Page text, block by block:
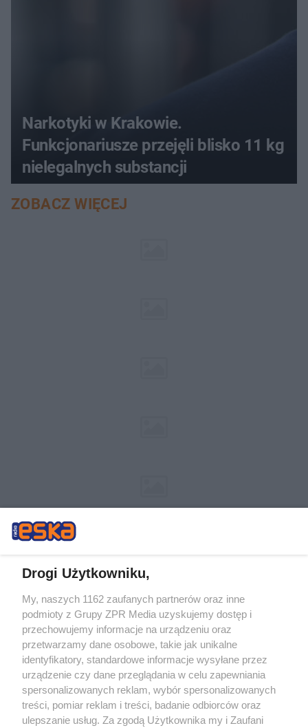
Narkotyki w Krakowie.
Funkcjonariusze przejęli blisko 11 kg
nielegalnych substancji
ZOBACZ WIĘCEJ
Żaden utwór zamieszczony w serwisie nie może być powielany i
rozpowszechniany lub dalej rozpowszechniany w jakikolwiek sposób (w
tym także elektroniczny lub mechaniczny) na jakimkolwiek polu
eksploatacji w jakiejkolwiek formie, włącznie z umieszczaniem w Internecie
bez pisemnej zgody właściciela praw. Jakiekolwiek użycie lub
wykorzystanie utworów w całości lub w części z naruszeniem prawa, tzn.
bez właściwej zgody, jest zabronione pod groźbą kary i może być ścigane
prawnie.
Drogi Użytkowniku,
My, naszych 1162 zaufanych partnerów oraz inne
podmioty z Grupy ZPR Media uzyskujemy dostęp i
przechowujemy informacje na urządzeniu oraz
przetwarzamy dane osobowe, takie jak unikalne
identyfikatory, standardowe informacje wysyłane przez
urządzenie czy dane przeglądania w celu zapewniania
spersonalizowanych reklam, wybór spersonalizowanych
treści, pomiar reklam i treści, badanie odbiorców oraz
ulepszanie usług. Za zgodą Użytkownika my i Zaufani